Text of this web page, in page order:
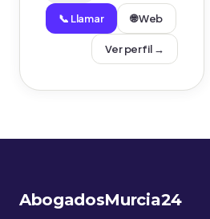
📞 Llamar 🌐 Web
Ver perfil →
AbogadosMurcia24